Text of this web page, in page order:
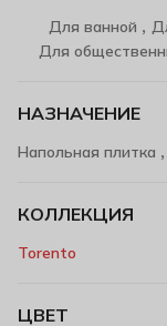
Для ванной ,
Для
НАЗНАЧЕНИЕ
Напольная плитка ,
КОЛЛЕКЦИЯ
Torento
ЦВЕТ